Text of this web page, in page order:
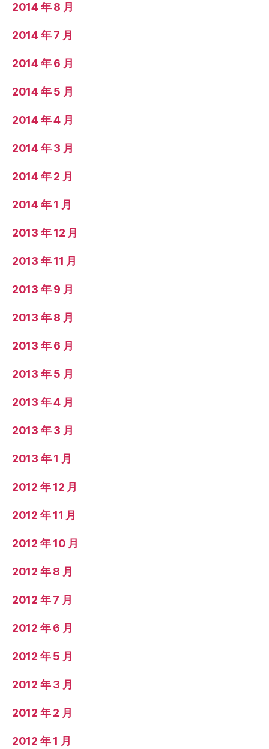
2014 年 8 月
2014 年 7 月
2014 年 6 月
2014 年 5 月
2014 年 4 月
2014 年 3 月
2014 年 2 月
2014 年 1 月
2013 年 12 月
2013 年 11 月
2013 年 9 月
2013 年 8 月
2013 年 6 月
2013 年 5 月
2013 年 4 月
2013 年 3 月
2013 年 1 月
2012 年 12 月
2012 年 11 月
2012 年 10 月
2012 年 8 月
2012 年 7 月
2012 年 6 月
2012 年 5 月
2012 年 3 月
2012 年 2 月
2012 年 1 月